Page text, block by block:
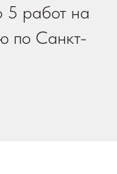
5 работ на
по Санкт-